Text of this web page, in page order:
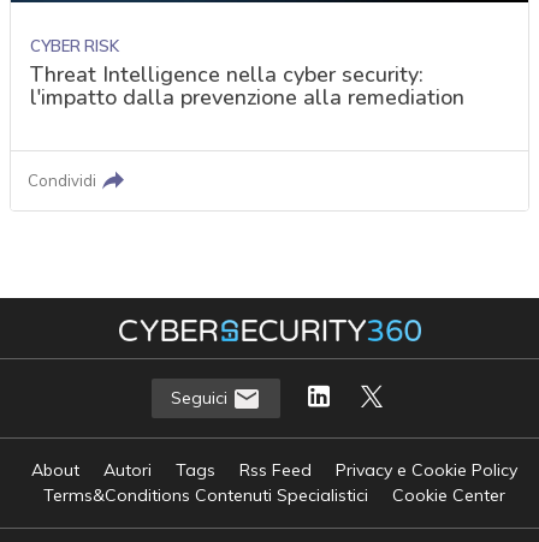
CYBER RISK
Threat Intelligence nella cyber security:
l'impatto dalla prevenzione alla remediation
Condividi
Seguici
About Autori Tags Rss Feed
Privacy e Cookie Policy
Terms&Conditions Contenuti Specialistici
Cookie Center